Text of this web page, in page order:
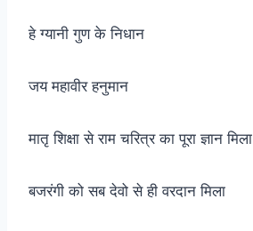
हे ग्यानी गुण के निधान
जय महावीर हनुमान
मातृ शिक्षा से राम चरित्र का पूरा ज्ञान मिला
बजरंगी को सब देवो से ही वरदान मिला